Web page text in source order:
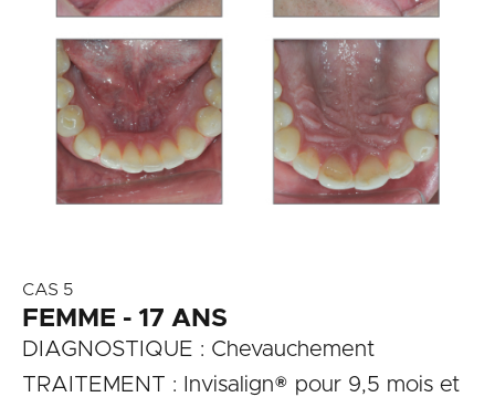
CAS 5
FEMME - 17 ANS
DIAGNOSTIQUE : Chevauchement
TRAITEMENT : Invisalign® pour 9,5 mois et